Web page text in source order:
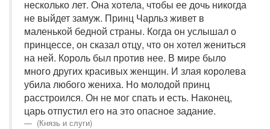
несколько лет. Она хотела, чтобы ее дочь никогда
не выйдет замуж. Принц Чарльз живет в
маленькой бедной страны. Когда он услышал о
принцессе, он сказал отцу, что он хотел жениться
на ней. Король был против нее. В мире было
много других красивых женщин. И злая королева
убила любого жениха. Но молодой принц
расстроился. Он не мог спать и есть. Наконец,
царь отпустил его на это опасное задание.
(Князь и слуги)